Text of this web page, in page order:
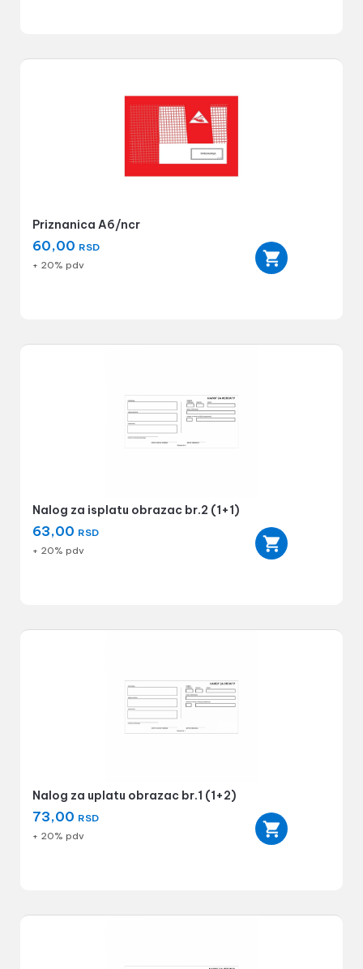
Priznanica A6/ncr
60,00 RSD
+ 20% pdv
Nalog za isplatu obrazac br.2 (1+1)
63,00 RSD
+ 20% pdv
Nalog za uplatu obrazac br.1 (1+2)
73,00 RSD
+ 20% pdv